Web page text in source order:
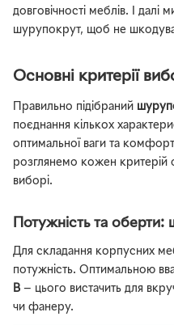
довговічності меблів. І
шурупокрут, щоб не
Основні критерії
Правильно підібраний
поєднання кількох
оптимальної ваги та
розглянемо кожен
виборі.
Потужність та оберти:
Для складання корпусних
потужність. Оптимальною
В — цього вистачить для
чи фанеру.